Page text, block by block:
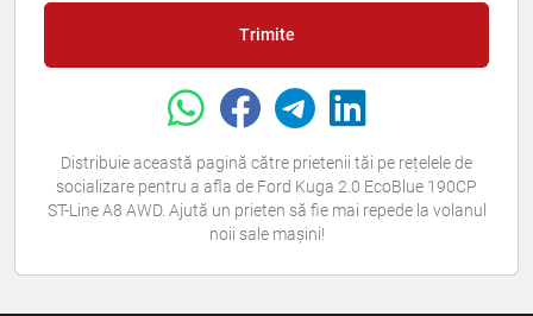
Trimite
Distribuie această pagină către prietenii tăi pe rețelele de
socializare pentru a afla de Ford Kuga 2.0 EcoBlue 190CP
ST-Line A8 AWD. Ajută un prieten să fie mai repede la volanul
noii sale mașini!